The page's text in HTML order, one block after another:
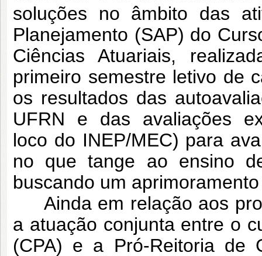
soluções no âmbito das
Planejamento (SAP) do
Ciências Atuariais,
primeiro semestre letivo de
os resultados das
UFRN e das avaliações
loco do INEP/MEC) para
no que tange ao ensino
buscando um
Ainda em relação aos
a atuação conjunta entre o
(CPA) e a Pró-Reitoria de